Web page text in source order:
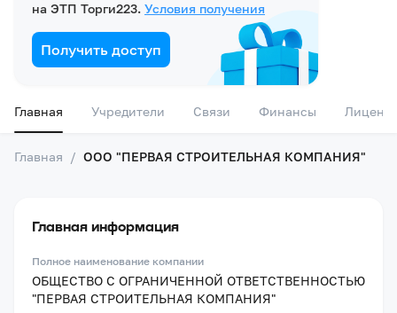
на ЭТП Торги223. Условия получения
Получить доступ
Главная Учредители Связи Финансы
Главная / ООО "ПЕРВАЯ СТРОИТЕЛЬНАЯ КОМПАНИЯ"
Главная информация
Полное наименование компании
ОБЩЕСТВО С ОГРАНИЧЕННОЙ ОТВЕТСТВЕННОСТЬЮ
"ПЕРВАЯ СТРОИТЕЛЬНАЯ КОМПАНИЯ"